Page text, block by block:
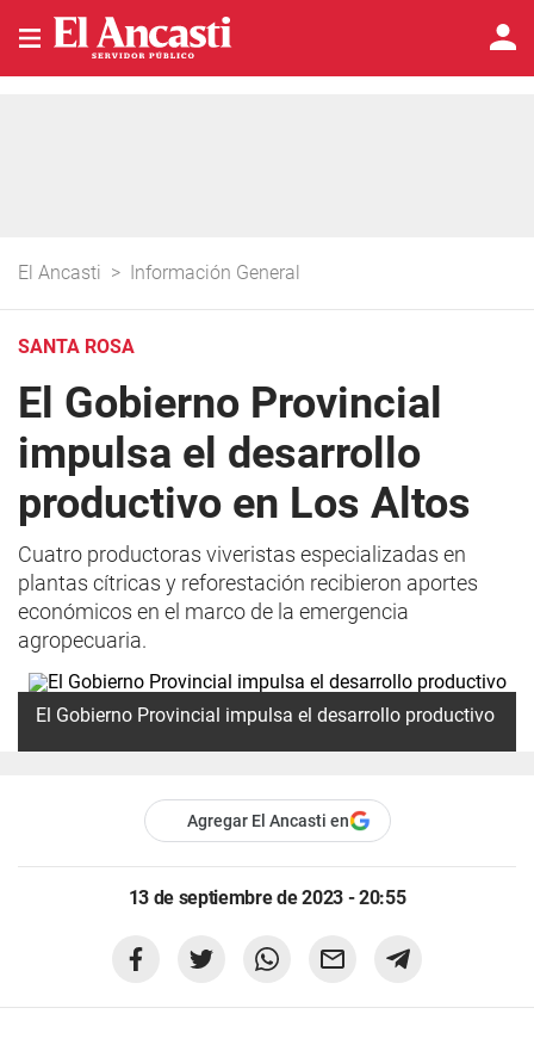
El Ancasti > Información General
SANTA ROSA
El Gobierno Provincial
impulsa el desarrollo
productivo en Los Altos
Cuatro productoras viveristas especializadas en
plantas cítricas y reforestación recibieron aportes
económicos en el marco de la emergencia
agropecuaria.
El Gobierno Provincial impulsa el desarrollo productivo
Agregar El Ancasti en
13 de septiembre de 2023 - 20:55